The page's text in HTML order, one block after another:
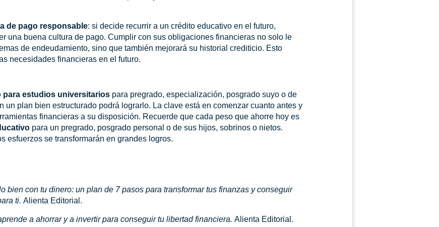
de pago responsable: si decide recurrir a un crédito educativo en el futuro,
una buena cultura de pago. Cumplir con sus obligaciones financieras no solo le
de endeudamiento, sino que también mejorará su historial crediticio. Esto
necesidades financieras en el futuro.
para estudios universitarios para pregrado, especialización, posgrado suyo o de
un plan bien estructurado podrá lograrlo. La clave está en comenzar cuanto antes y
financieras a su disposición. Recuerde que cada peso que ahorre hoy es
para un pregrado, posgrado personal o de sus hijos, sobrinos o nietos.
esfuerzos se transformarán en grandes logros.
bien con tu dinero: un plan de 7 pasos para transformar tus finanzas y conseguir
ti. Alienta Editorial.
a ahorrar y a invertir para conseguir tu libertad financiera. Alienta Editorial.